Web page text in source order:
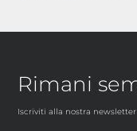
Rimani
Iscriviti alla nostra newsletter